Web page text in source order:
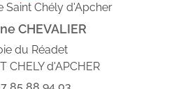
Saint Chély d'Apcher
CHEVALIER
du Réadet
CHELY d'APCHER